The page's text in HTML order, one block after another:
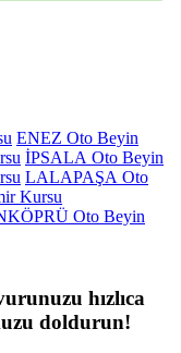
ENEZ Oto Beyin
İPSALA Oto Beyin
LALAPAŞA Oto
Kursu
Oto Beyin
hızlıca
doldurun!